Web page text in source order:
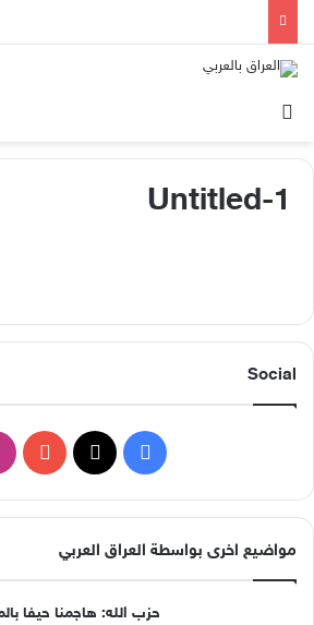
Untitled-1
Social
ي
س
ب
X
Y
u
مواضيع اخرى بواسطة العراق العربي
حزب الله: هاجمنا حيفا